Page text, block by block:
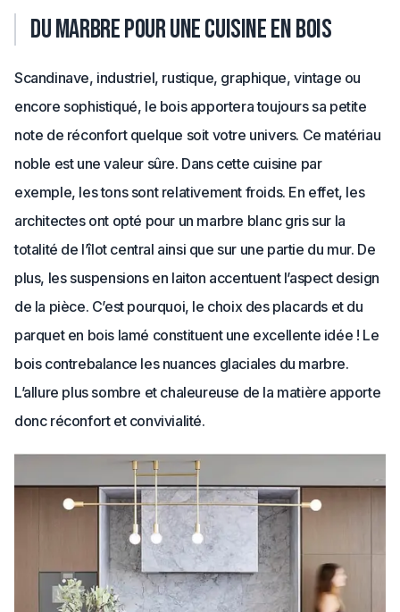
Du marbre pour une cuisine en bois
Scandinave, industriel, rustique, graphique, vintage ou
encore sophistiqué, le bois apportera toujours sa petite
note de réconfort quelque soit votre univers. Ce matériau
noble est une valeur sûre. Dans cette cuisine par
exemple, les tons sont relativement froids. En effet, les
architectes ont opté pour un marbre blanc gris sur la
totalité de l’îlot central ainsi que sur une partie du mur. De
plus, les suspensions en laiton accentuent l’aspect design
de la pièce. C’est pourquoi, le choix des placards et du
parquet en bois lamé constituent une excellente idée ! Le
bois contrebalance les nuances glaciales du marbre.
L’allure plus sombre et chaleureuse de la matière apporte
donc réconfort et convivialité.